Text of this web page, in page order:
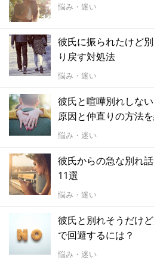
悩み・迷い
彼氏に振られたけど
り戻す対処法
悩み・迷い
彼氏と喧嘩別れしな
原因と仲直りの方法
悩み・迷い
彼氏からの急な別れ
11選
悩み・迷い
彼氏と別れそうだけ
で回避するには？
悩み・迷い